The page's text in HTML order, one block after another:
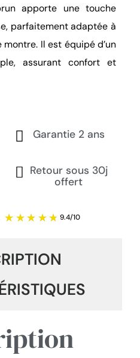
apporte une touche
parfaitement adaptée à
Il est équipé d’un
assurant confort et
Garantie 2 ans
Retour sous 30j
offert